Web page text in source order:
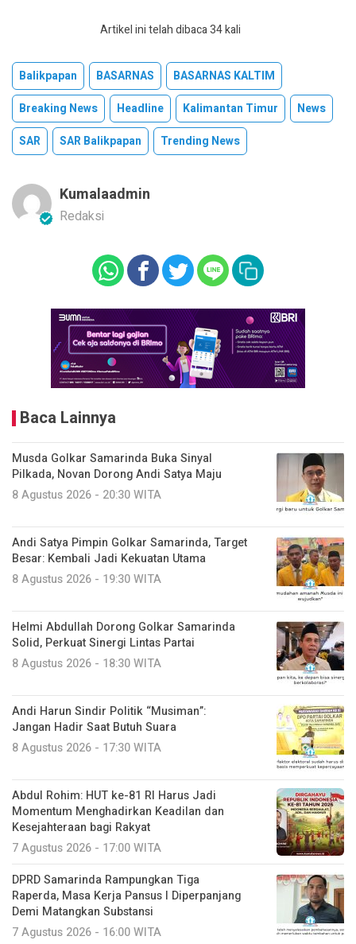
Artikel ini telah dibaca 34 kali
Balikpapan BASARNAS
BASARNAS KALTIM
Breaking News
Headline Kalimantan Timur
News
SAR
SAR Balikpapan Trending News
Kumalaadmin
Redaksi
Baca Lainnya
Musda Golkar Samarinda Buka Sinyal
Pilkada, Novan Dorong Andi Satya Maju
8 Agustus 2026 - 20:30 WITA
Andi Satya Pimpin Golkar Samarinda, Target
Besar: Kembali Jadi Kekuatan Utama
8 Agustus 2026 - 19:30 WITA
Helmi Abdullah Dorong Golkar Samarinda
Solid, Perkuat Sinergi Lintas Partai
8 Agustus 2026 - 18:30 WITA
Andi Harun Sindir Politik “Musiman”:
Jangan Hadir Saat Butuh Suara
8 Agustus 2026 - 17:30 WITA
Abdul Rohim: HUT ke-81 RI Harus Jadi
Momentum Menghadirkan Keadilan dan
Kesejahteraan bagi Rakyat
7 Agustus 2026 - 17:00 WITA
DPRD Samarinda Rampungkan Tiga
Raperda, Masa Kerja Pansus I Diperpanjang
Demi Matangkan Substansi
7 Agustus 2026 - 16:00 WITA